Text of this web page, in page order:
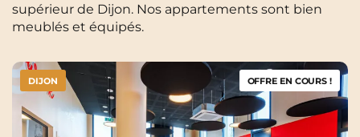
supérieur de Dijon. Nos appartements sont bien
meublés et équipés.
DIJON OFFRE EN COURS !